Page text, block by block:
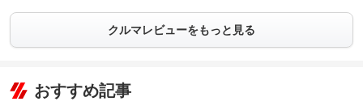
クルマレビューをもっと見る
おすすめ記事